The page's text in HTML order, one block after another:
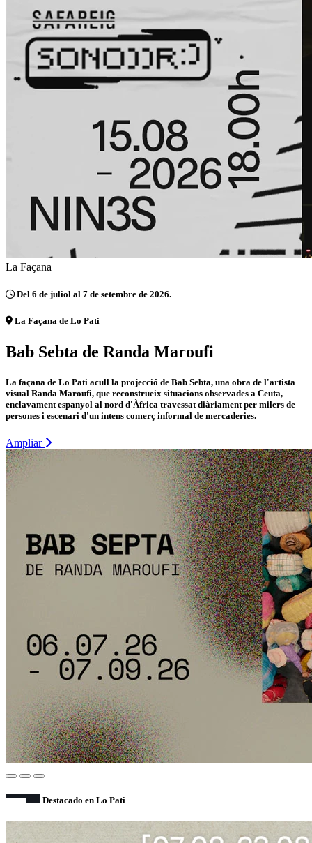
La Façana
Del 6 de juliol al 7 de setembre de 2026.
La Façana de Lo Pati
Bab Sebta de Randa Maroufi
La façana de Lo Pati acull la projecció de Bab Sebta, una obra de l'artista
visual Randa Maroufi, que reconstrueix situacions observades a Ceuta,
enclavament espanyol al nord d'Àfrica travessat diàriament per milers de
persones i escenari d'un intens comerç informal de mercaderies.
Ampliar
Destacado en Lo Pati